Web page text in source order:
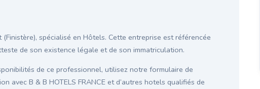
spécialisé en Hôtels. Cette entreprise est référencée
de son existence légale et de son immatriculation.
de ce professionnel, utilisez notre formulaire de
avec B & B HOTELS FRANCE et d’autres hotels qualifiés de